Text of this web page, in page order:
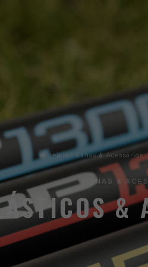
Início Canas & Acessórios
CANAS &
&